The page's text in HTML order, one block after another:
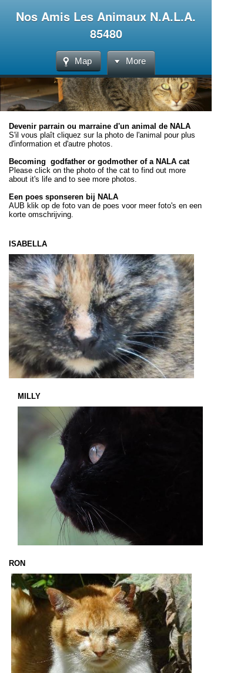
Nos Amis Les Animaux N.A.L.A.
85480
Map More
Devenir parrain ou marraine d'un animal de NALA
S'il vous plaît cliquez sur la photo de l'animal pour plus
d'information et d'autre photos.
Becoming godfather or godmother of a NALA cat
Please click on the photo of the cat to find out more
about it's life and to see more photos.
Een poes sponseren bij NALA
AUB klik op de foto van de poes voor meer foto's en een
korte omschrijving.
ISABELLA
MILLY
RON